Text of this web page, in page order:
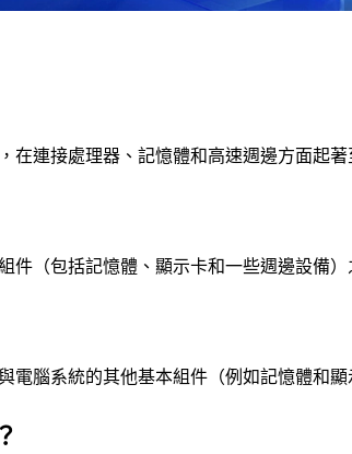
在連接處理器、記憶體和高速週邊方面起著
件（包括記憶體、顯示卡和一些週邊設備）
電腦系統的其他基本組件（例如記憶體和